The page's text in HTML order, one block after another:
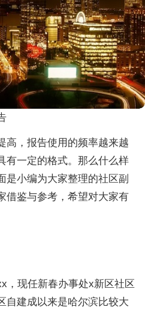
高，报告使用的频率越来越
有一定的格式。那么什么样
是小编为大家整理的社区副
借鉴与参考，希望对大家有
，现任新春办事处x新区社区
自建成以来是哈尔滨比较大